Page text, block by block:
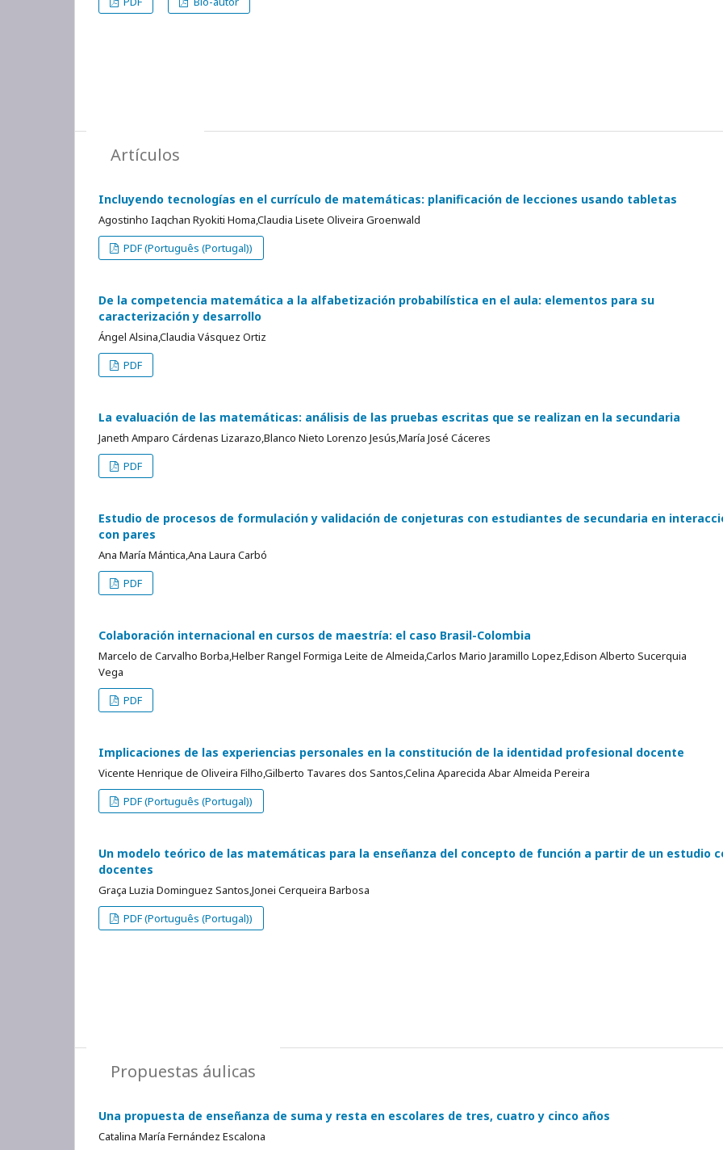
Artículos
Incluyendo tecnologías en el currículo de matemáticas: planificación de lecciones usando tabletas
Agostinho Iaqchan Ryokiti Homa,Claudia Lisete Oliveira Groenwald
PDF (Português (Portugal))
De la competencia matemática a la alfabetización probabilística en el aula: elementos para su
caracterización y desarrollo
Ángel Alsina,Claudia Vásquez Ortiz
PDF
La evaluación de las matemáticas: análisis de las pruebas escritas que se realizan en la secundaria
Janeth Amparo Cárdenas Lizarazo,Blanco Nieto Lorenzo Jesús,María José Cáceres
PDF
Estudio de procesos de formulación y validación de conjeturas con estudiantes de secundaria en
con pares
Ana María Mántica,Ana Laura Carbó
PDF
Colaboración internacional en cursos de maestría: el caso Brasil-Colombia
Marcelo de Carvalho Borba,Helber Rangel Formiga Leite de Almeida,Carlos Mario Jaramillo Lopez,Edison Alberto Sucerquia
Vega
PDF
Implicaciones de las experiencias personales en la constitución de la identidad profesional docente
Vicente Henrique de Oliveira Filho,Gilberto Tavares dos Santos,Celina Aparecida Abar Almeida Pereira
PDF (Português (Portugal))
Un modelo teórico de las matemáticas para la enseñanza del concepto de función a partir de un estudio
docentes
Graça Luzia Dominguez Santos,Jonei Cerqueira Barbosa
PDF (Português (Portugal))
Propuestas áulicas
Una propuesta de enseñanza de suma y resta en escolares de tres, cuatro y cinco años
Catalina María Fernández Escalona